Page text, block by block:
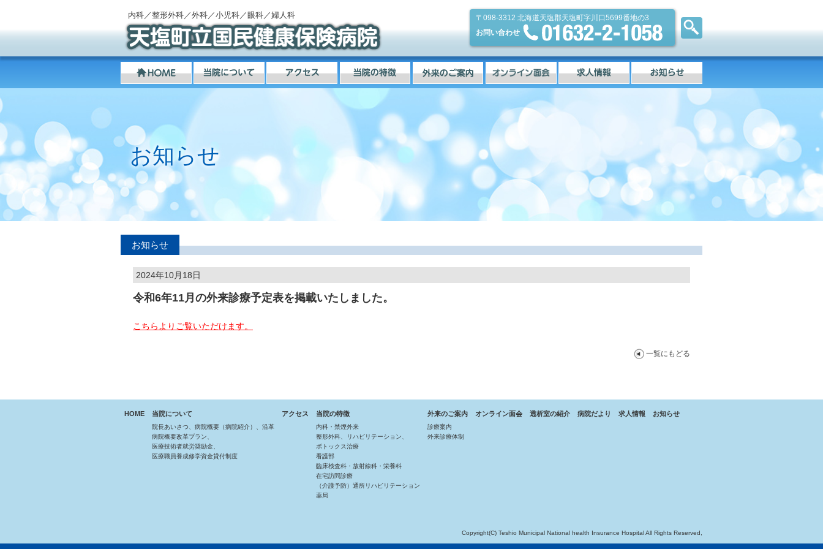
内科／整形外科／外科／小児科／眼科／婦人科 〒098-3312 北海道天塩郡天塩町字川口5699番地の3
お問い合わせ
お知らせ
お知らせ
2024年10月18日
令和6年11月の外来診療予定表を掲載いたしました。
こちらよりご覧いただけます。
一覧にもどる
HOME 当院について
院長あいさつ、病院概要（病院紹介）、沿革
病院概要改革プラン、
医療技術者就労奨励金、
医療職員養成修学資金貸付制度
アクセス 当院の特徴
内科・禁煙外来
整形外科、リハビリテーション、
ボトックス治療
看護部
臨床検査科・放射線科・栄養科
在宅訪問診療
（介護予防）通所リハビリテーション
薬局
外来のご案内
診療案内
外来診療体制
オンライン面会 透析室の紹介 病院だより 求人情報 お知らせ
Copyright(C) Teshio Municipal National health Insurance Hospital All Rights Reserved,